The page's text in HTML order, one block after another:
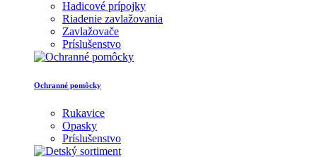
Hadicové prípojky
Riadenie zavlažovania
Zavlažovače
Príslušenstvo
Ochranné pomôcky
Rukavice
Opasky
Príslušenstvo